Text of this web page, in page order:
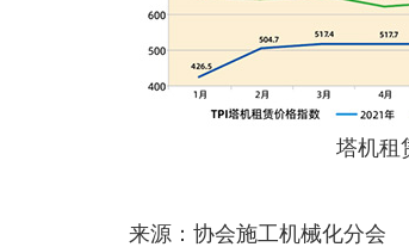
塔机租赁
来源：协会施工机械化分会